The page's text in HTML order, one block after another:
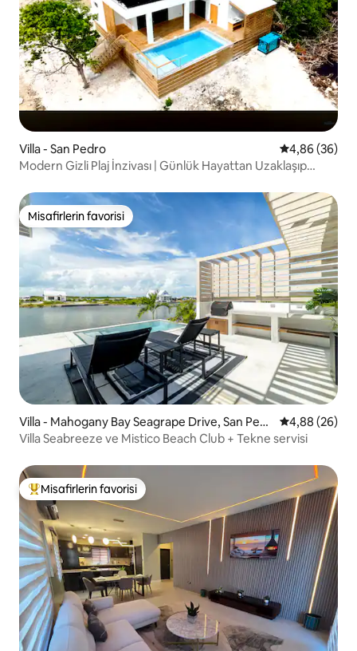
Villa - San Pedro 5 üzerinden
4,86 (36)
Modern Gizli Plaj İnzivası | Günlük Hayattan Uzaklaşıp
Misafirlerin favorisi
Misafirlerin favorisi
Villa - Mahogany Bay Seagrape Drive, San Pedr
o
5 üzerinden
4,88 (26)
Villa Seabreeze ve Mistico Beach Club + Tekne servisi
Misafirlerin favorilerinden en beğenilenler arasında
Misafirlerin favorisi